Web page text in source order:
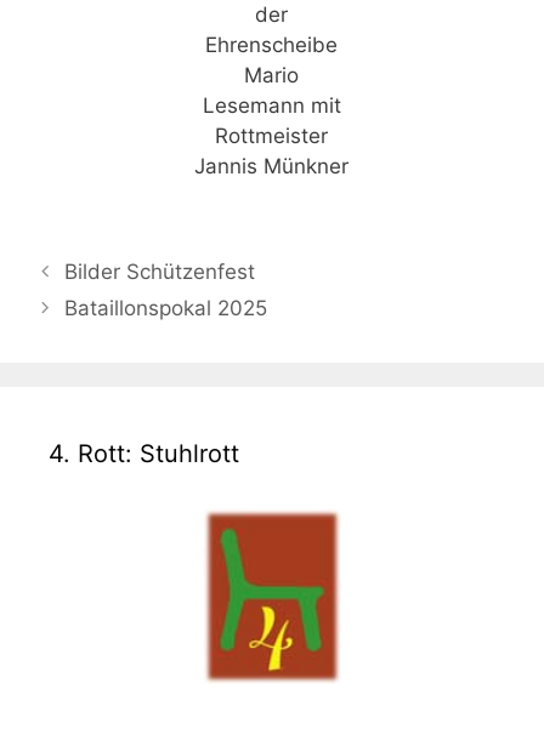
der
Ehrenscheibe
Mario
Lesemann mit
Rottmeister
Jannis Münkner
Bilder Schützenfest
Bataillonspokal 2025
4. Rott: Stuhlrott